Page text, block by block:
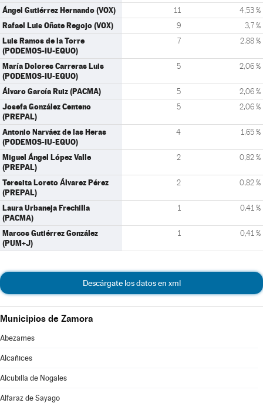
Ángel Gutiérrez Hernando (VOX) 11 4,53 %
Rafael Luis Oñate Regojo (VOX) 9 3,7 %
Luis Ramos de la Torre
(PODEMOS-IU-EQUO)
7 2,88 %
María Dolores Carreras Luis
(PODEMOS-IU-EQUO)
5 2,06 %
Álvaro García Ruiz (PACMA) 5 2,06 %
Josefa González Centeno
(PREPAL)
5 2,06 %
Antonio Narváez de las Heras
(PODEMOS-IU-EQUO)
4 1,65 %
Miguel Ángel López Valle
(PREPAL)
2 0,82 %
Teresita Loreto Álvarez Pérez
(PREPAL)
2 0,82 %
Laura Urbaneja Frechilla
(PACMA)
1 0,41 %
Marcos Gutiérrez González
(PUM+J)
1 0,41 %
Descárgate los datos en xml
Municipios de Zamora
Abezames
Alcañices
Alcubilla de Nogales
Alfaraz de Sayago